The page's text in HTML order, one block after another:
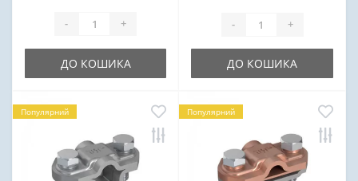
- +
ДО КОШИКА
- +
ДО КОШИКА
Популярний Популярний